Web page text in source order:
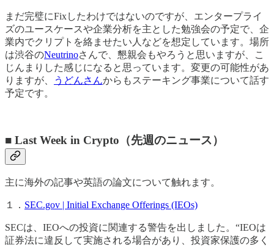
まだ完璧にFixしたわけではないのですが、エンタープライ
ズのユースケースや企業分析を主とした勉強会の予定で、企
業内でクリプトを絡ませたい人などを想定しています。場所
は渋谷のNeutrinoさんで、懇親会もやろうと思いますが、こ
じんまりした感じになると思っています。変更の可能性があ
りますが、
うどんさんからもステーキング事業について話す
予定です。
■ Last Week in Crypto（先週のニュース）
主に海外の記事や英語の論文について触れます。
１． SEC.gov | Initial Exchange Offerings (IEOs)
SECは、IEOへの投資に関連する警告を出しました。“IEOは
証券法に違反して実施される場合があり、投資家保護の多く